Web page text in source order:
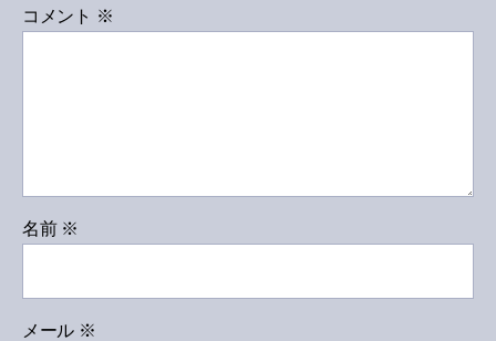
コメント ※
名前 ※
メール ※